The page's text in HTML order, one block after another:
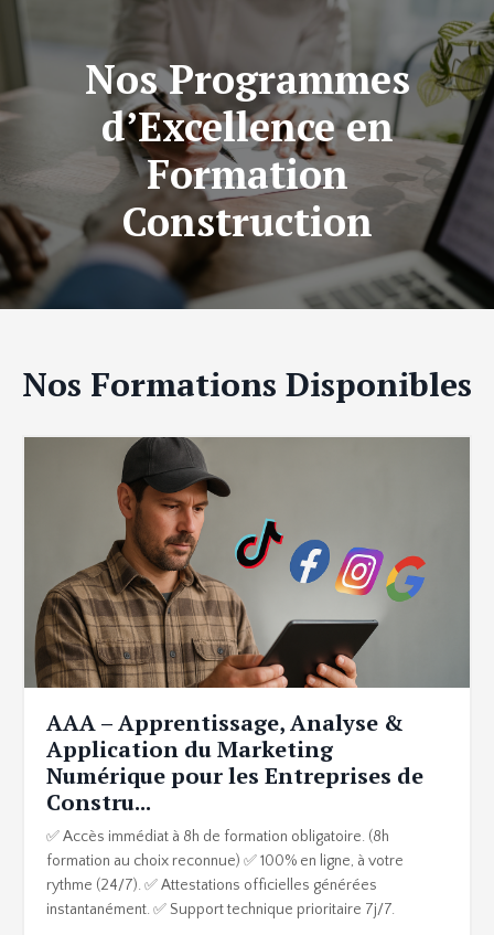
Nos Programmes
d’Excellence en
Formation
Construction
Nos Formations Disponibles
AAA – Apprentissage, Analyse &
Application du Marketing
Numérique pour les Entreprises de
Constru...
✅ Accès immédiat à 8h de formation obligatoire. (8h
formation au choix reconnue) ✅ 100% en ligne, à votre
rythme (24/7). ✅ Attestations officielles générées
instantanément. ✅ Support technique prioritaire 7j/7.